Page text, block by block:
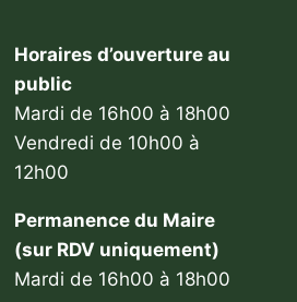
Horaires d’ouverture au
public
Mardi de 16h00 à 18h00
Vendredi de 10h00 à
12h00
Permanence du Maire
(sur RDV uniquement)
Mardi de 16h00 à 18h00